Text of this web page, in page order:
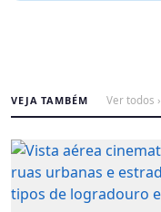
VEJA TAMBÉM Ver todos ›